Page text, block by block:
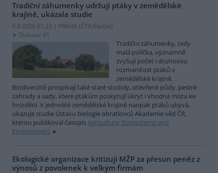
Tradiční záhumenky udržují ptáky v zemědělské
krajině, ukázala studie
6.8.2026 01:23 | PRAHA (ČTK/Ekolist)
Diskuse: 41
Tradiční záhumenky, tedy
malá políčka, významně
zvyšují počet i druhovou
rozmanitost ptáků v
zemědělské krajině.
Biodiverzitě prospívají také staré stodoly, otevřené půdy, pestré
zahrady a sady, které ptákům poskytují úkryt i vhodná místa ke
hnízdění. V jednolité zemědělské krajině naopak ptáků ubývá,
ukazuje studie Ústavu biologie obratlovců Akademie věd ČR,
kterou publikoval časopisAgriculture, Ecosystems and
Environment.
Ekologické organizace kritizují MŽP za přesun peněz z
výnosů z povolenek k velkým firmám